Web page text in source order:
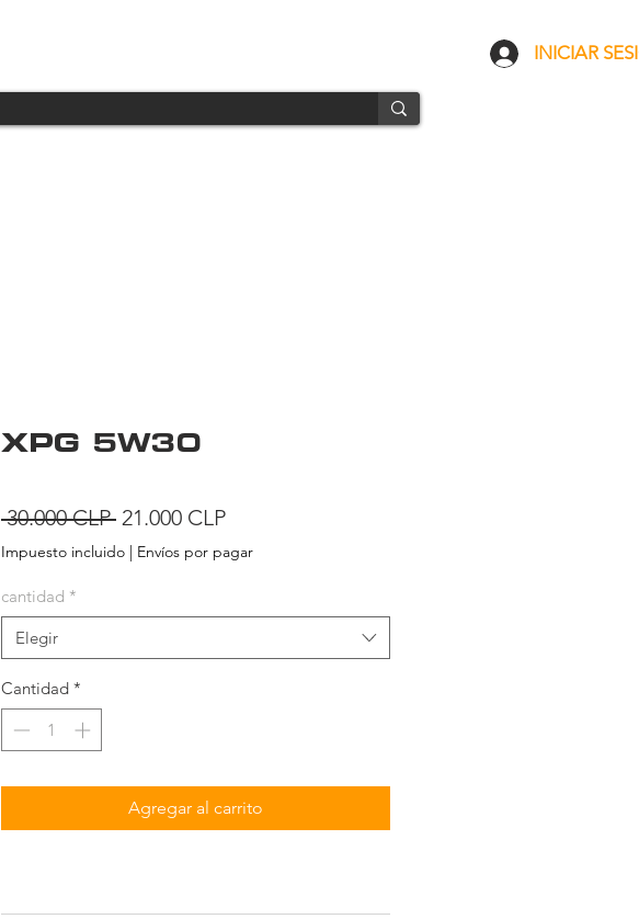
XPG 5W30
30.000 CLP Precio
21.000 CLPPrecio
de
Impuesto incluido | Envíos por pagar
cantidad *
Elegir
Cantidad *
Agregar al carrito
INICIAR